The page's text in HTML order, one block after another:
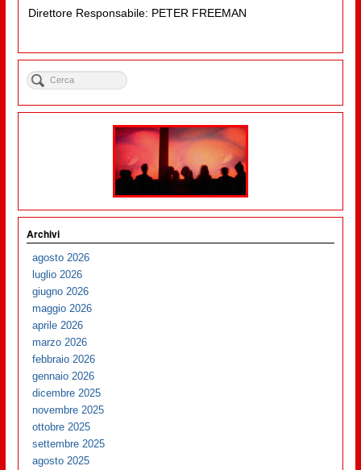
Direttore Responsabile: PETER FREEMAN
Archivi
agosto 2026
luglio 2026
giugno 2026
maggio 2026
aprile 2026
marzo 2026
febbraio 2026
gennaio 2026
dicembre 2025
novembre 2025
ottobre 2025
settembre 2025
agosto 2025